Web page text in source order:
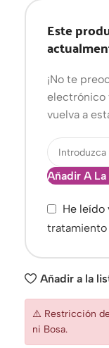
Este
¡No te
electrónico
vuelva a
Añadir A
He leído
tratamiento
Añadir a la
⚠️ Restricción
ni Bosa.